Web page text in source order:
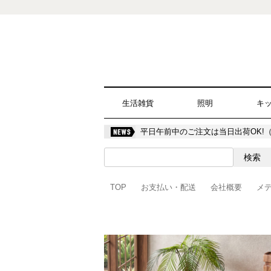
生活雑貨 照明 キ
平日午前中のご注文は当日出荷OK!
TOP お支払い・配送 会社概要 メ